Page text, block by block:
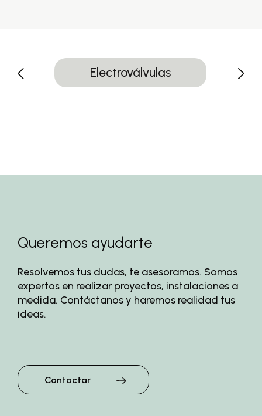
Electroválvulas
Queremos ayudarte
Resolvemos tus dudas, te asesoramos. Somos
expertos en realizar proyectos, instalaciones a
medida. Contáctanos y haremos realidad tus
ideas.
Contactar